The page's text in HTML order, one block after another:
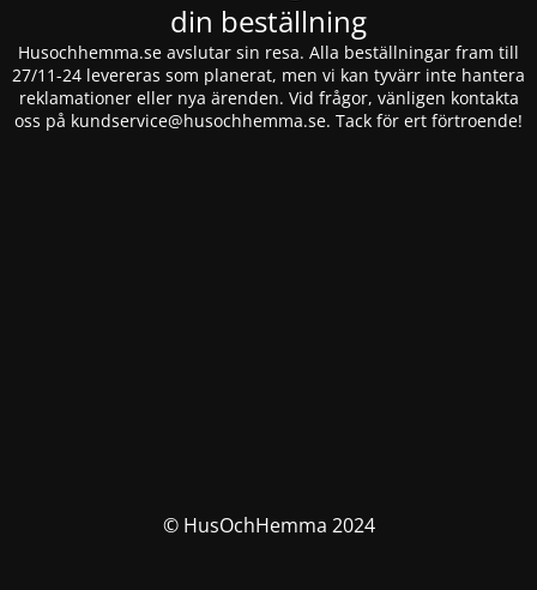
din beställning
Husochhemma.se avslutar sin resa. Alla beställningar fram till
27/11-24 levereras som planerat, men vi kan tyvärr inte hantera
reklamationer eller nya ärenden. Vid frågor, vänligen kontakta
oss på kundservice@husochhemma.se. Tack för ert förtroende!
© HusOchHemma 2024